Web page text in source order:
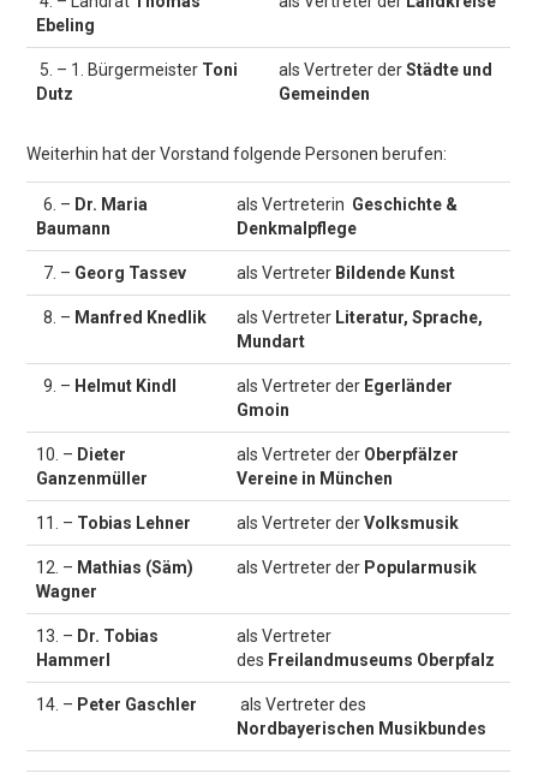
Ebeling
5. – 1. Bürgermeister Toni
Dutz
als Vertreter derStädte und
Gemeinden
Weiterhin hat der Vorstand folgende Personen berufen:
6. – Dr. Maria
Baumann
als Vertreterin Geschichte &
Denkmalpflege
7. – Georg Tassev als Vertreter Bildende Kunst
8. – Manfred Knedlik als Vertreter Literatur, Sprache,
Mundart
9. – Helmut Kindl als Vertreter der Egerländer
Gmoin
10. – Dieter
Ganzenmüller
als Vertreter der Oberpfälzer
Vereine in München
11. – Tobias Lehner als Vertreter derVolksmusik
12. – Mathias (Säm)
Wagner
als Vertreter der Popularmusik
13. – Dr. Tobias
Hammerl
als Vertreter
des Freilandmuseums Oberpfalz
14. – Peter Gaschler
als Vertreter des
Nordbayerischen Musikbundes